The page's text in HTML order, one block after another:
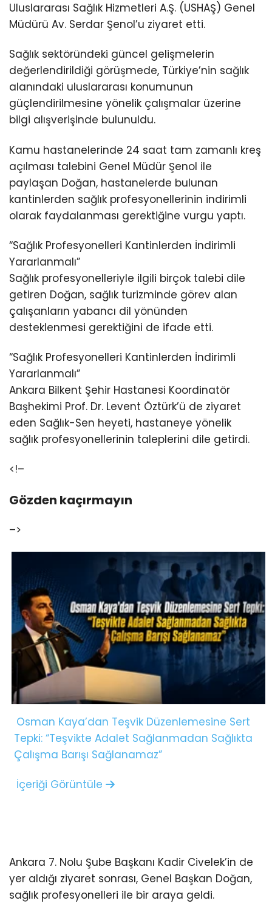
Uluslararası Sağlık Hizmetleri A.Ş. (USHAŞ) Genel
Müdürü Av. Serdar Şenol’u ziyaret etti.
Sağlık sektöründeki güncel gelişmelerin
değerlendirildiği görüşmede, Türkiye’nin sağlık
alanındaki uluslararası konumunun
güçlendirilmesine yönelik çalışmalar üzerine
bilgi alışverişinde bulunuldu.
Kamu hastanelerinde 24 saat tam zamanlı kreş
açılması talebini Genel Müdür Şenol ile
paylaşan Doğan, hastanelerde bulunan
kantinlerden sağlık profesyonellerinin indirimli
olarak faydalanması gerektiğine vurgu yaptı.
“Sağlık Profesyonelleri Kantinlerden İndirimli
Yararlanmalı”
Sağlık profesyonelleriyle ilgili birçok talebi dile
getiren Doğan, sağlık turizminde görev alan
çalışanların yabancı dil yönünden
desteklenmesi gerektiğini de ifade etti.
“Sağlık Profesyonelleri Kantinlerden İndirimli
Yararlanmalı”
Ankara Bilkent Şehir Hastanesi Koordinatör
Başhekimi Prof. Dr. Levent Öztürk’ü de ziyaret
eden Sağlık-Sen heyeti, hastaneye yönelik
sağlık profesyonellerinin taleplerini dile getirdi.
<!–
Gözden kaçırmayın
–>
Osman Kaya’dan Teşvik Düzenlemesine Sert
Tepki: “Teşvikte Adalet Sağlanmadan Sağlıkta
Çalışma Barışı Sağlanamaz”
İçeriği Görüntüle
Ankara 7. Nolu Şube Başkanı Kadir Civelek’in de
yer aldığı ziyaret sonrası, Genel Başkan Doğan,
sağlık profesyonelleri ile bir araya geldi.